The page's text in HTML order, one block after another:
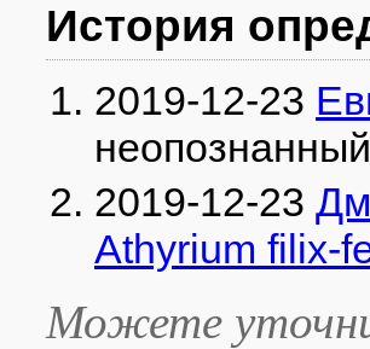
История
2019-12-23
2019-12-23
Athyrium filix-
Можете